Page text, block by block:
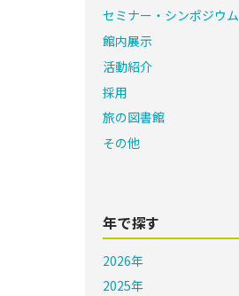
セミナー・シンポジウム
館内展示
活動紹介
採用
旅の図書館
その他
年で探す
2026年
2025年